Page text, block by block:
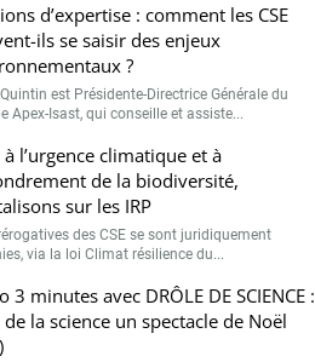
d’expertise : comment les CSE
ils se saisir des enjeux
?
est Présidente-Directrice Générale du
Apex-Isast, qui conseille et assiste...
à l’urgence climatique et à
de la biodiversité,
sur les IRP
des CSE se sont juridiquement
via la loi Climat résilience du...
3 minutes avec DRÔLE DE SCIENCE :
la science un spectacle de Noël